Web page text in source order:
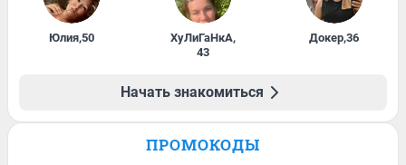
Юлия,50 ХуЛиГаНкА,
43
Докер,36
Начать знакомиться
ПРОМОКОДЫ